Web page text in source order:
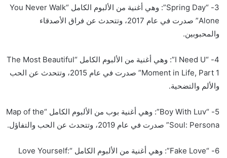
3- “Spring Day”: وهي أغنية من الألبوم الكامل “You Never Walk
Alone” صدرت في عام 2017، وتتحدث عن فراق الأصدقاء
والمحبوبين.
4- “I Need U”: وهي أغنية من الألبوم الكامل “The Most Beautiful
Moment in Life, Part 1” صدرت في عام 2015، وتتحدث عن الحب
والألم والتضحية.
5- “Boy With Luv”: وهي أغنية بوب من الألبوم الكامل “Map of the
Soul: Persona” صدرت في عام 2019، وتتحدث عن الحب والتفاؤل.
6- “Fake Love”: وهي أغنية من الألبوم الكامل “Love Yourself: